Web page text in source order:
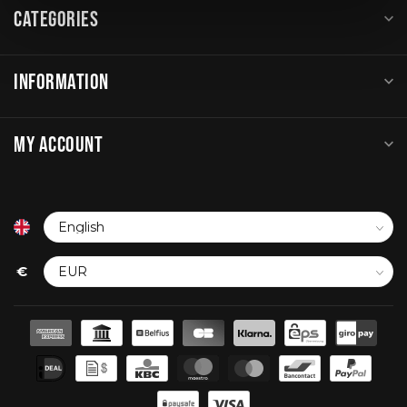
CATEGORIES
INFORMATION
MY ACCOUNT
€